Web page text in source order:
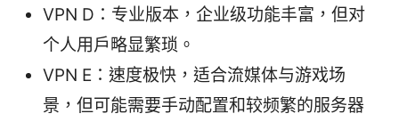
VPN D：专业版本，企业级功能丰富，但对
个人用户略显繁琐。
VPN E：速度极快，适合流媒体与游戏场
景，但可能需要手动配置和较频繁的服务器